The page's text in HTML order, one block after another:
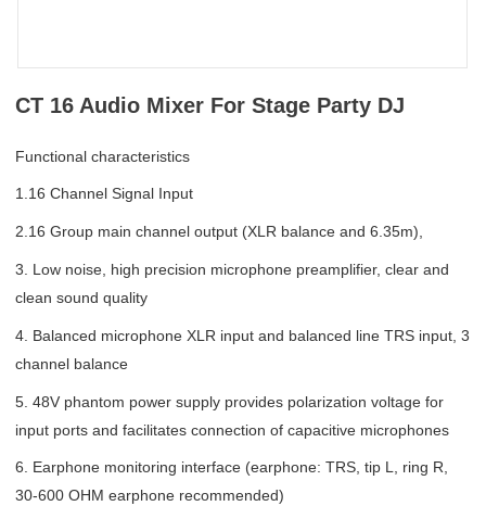
CT 16 Audio Mixer For Stage Party DJ
Functional characteristics
1.16 Channel Signal Input
2.16 Group main channel output (XLR balance and 6.35m),
3. Low noise, high precision microphone preamplifier, clear and
clean sound quality
4. Balanced microphone XLR input and balanced line TRS input, 3
channel balance
5. 48V phantom power supply provides polarization voltage for
input ports and facilitates connection of capacitive microphones
6. Earphone monitoring interface (earphone: TRS, tip L, ring R,
30-600 OHM earphone recommended)